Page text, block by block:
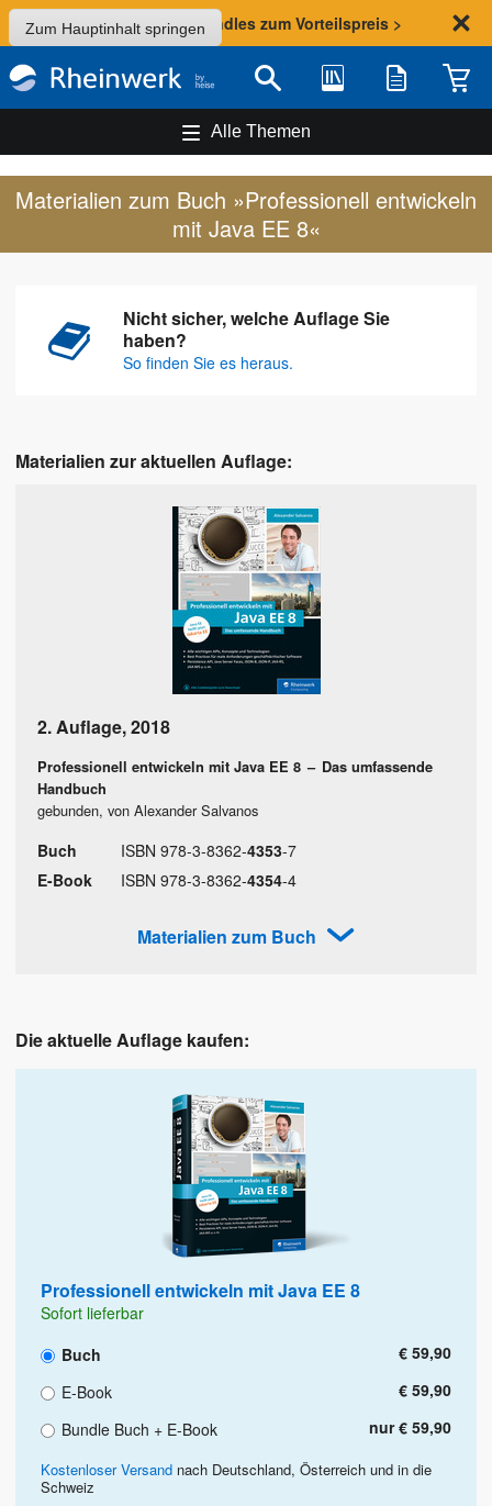
Zum Hauptinhalt springen
Sommer-Aktion: Bundles zum Vorteilspreis >
Suche Bibliothek Merkliste
Alle Themen
Materialien zum Buch »Professionell entwickeln
mit Java EE 8«
Nicht sicher, welche Auflage Sie
haben?
So finden Sie es heraus.
Materialien zur aktuellen Auflage:
2. Auflage,2018
Professionell entwickeln mit Java EE 8 – Das umfassende
Handbuch
gebunden, von Alexander Salvanos
Buch ISBN 978-3-8362-4353-7
E-Book
ISBN 978-3-8362-4354-4
Materialien zum Buch
Die aktuelle Auflage kaufen:
Professionell entwickeln mit Java EE 8
Sofort lieferbar
Buch
€ 59,90
E-Book
€ 59,90
Bundle Buch + E-Book
nur € 59,90
Kostenloser Versand nach Deutschland, Österreich und in die
Schweiz